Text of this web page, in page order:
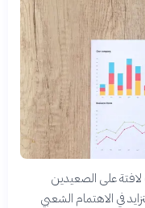
لافتة على الصعيدين
في الاهتمام الشعبي